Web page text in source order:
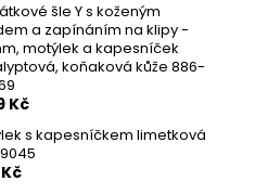
šle Y s koženým
a zapínáním na klipy -
motýlek a kapesníček
koňaková kůže 886-
Kč
s kapesníčkem limetková